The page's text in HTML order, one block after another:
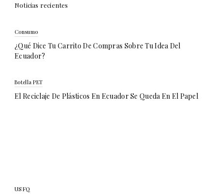
Noticias recientes
Consumo
¿Qué Dice Tu Carrito De Compras Sobre Tu Idea Del
Ecuador?
Botella PET
El Reciclaje De Plásticos En Ecuador Se Queda En El Papel
USFQ